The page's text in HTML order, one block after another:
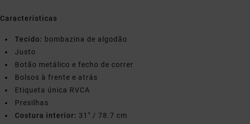
Características
Tecido: bombazina de algodão
Justo
Botão metálico e fecho de correr
Bolsos à frente e atrás
Etiqueta única RVCA
Presilhas
Costura interior: 31" / 78.7 cm